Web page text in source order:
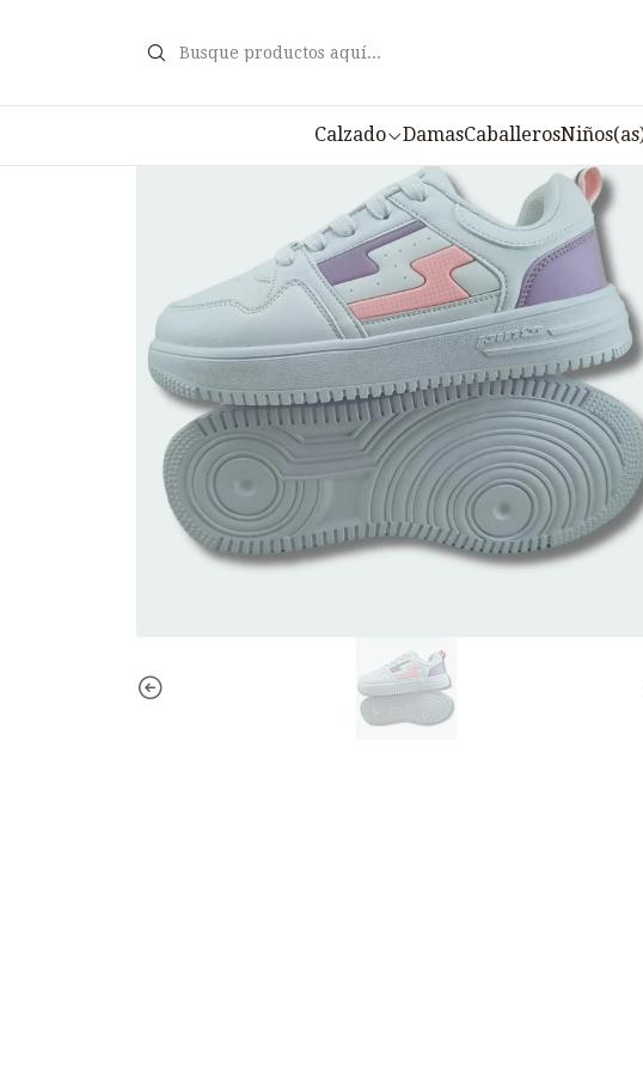
Calzado DamasCaballeros